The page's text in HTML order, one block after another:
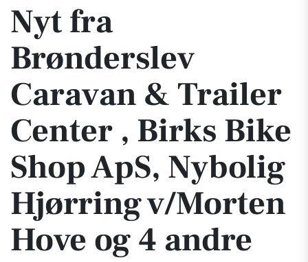
Nyt fra
Brønderslev
Caravan & Trailer
Center , Birks Bike
Shop ApS, Nybolig
Hjørring v/Morten
Hove og 4 andre